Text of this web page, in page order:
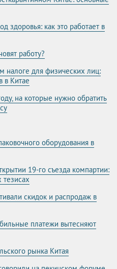
здоровья: как это работает в
работу?
налоге для физических лиц:
в Китае
на которые нужно обратить
оборудования в
19-го съезда компартии:
скидок и распродаж в
платежи вытесняют
рынка Китая